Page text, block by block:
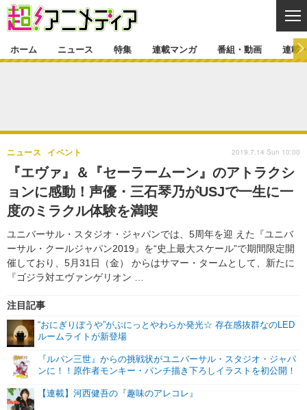
ゲーム・アプリ マンガ
グッズ イベント
声優
舞台 新帝スタ
特集一覧 カバー
ラキりす
連載マンガ
連載マンガ一覧
番組・動画
番組・動画一覧 ラジオ
動画
連載・ブログ
連載・ブログ一覧
編集部ブログ・お知らせ
ホーム ニュース 特集 連載マンガ 番組・動画 連載
『エヴァ』＆『セーラームーン』のアトラクシ
ョンに感動！声優・三石琴乃がUSJで一生に一
度のミラクル体験を満喫
ユニバーサル・スタジオ・ジャパンでは、5周年を迎 えた『ユニバ
ーサル・クールジャパン2019』を“史上最大スケール”で期間限定開
催しており、5月31日（金） からはサマー・タームとして、新たに
『ゴジラ対エヴァンゲリオン …
ニュース イベント
注目記事
“おにぎりぼうや”がぷにっとやわらか発光☆ 存在感抜群なのLED
ルームライトが新登場
『ルパン三世』からの挑戦状がユニバーサル・スタジオ・ジャパ
ンに！！原作者モンキー・パンチ描き下ろしイラストを初公開！
【連載】河西健吾の『趣味のアレコレ』
2019.7.14 Sun 10:00